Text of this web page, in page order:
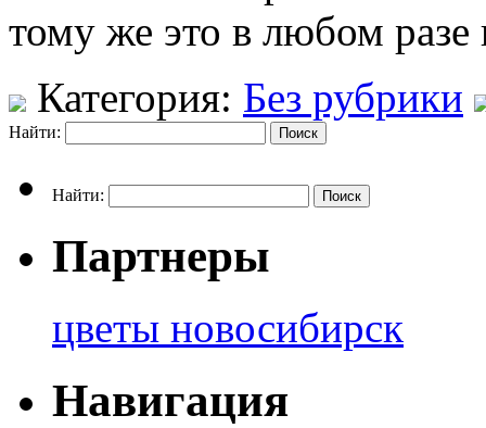
тому же это в любом разе
Категория: Без рубрики
Найти:
Найти:
Партнеры
цветы новосибирск
Навигация